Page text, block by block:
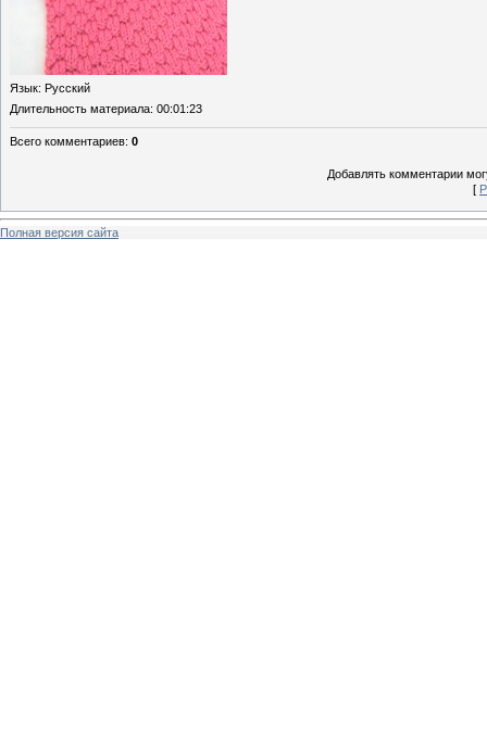
Язык: Русский
Длительность материала: 00:01:23
Всего комментариев: 0
Добавлять комментарии
[
Полная версия сайта